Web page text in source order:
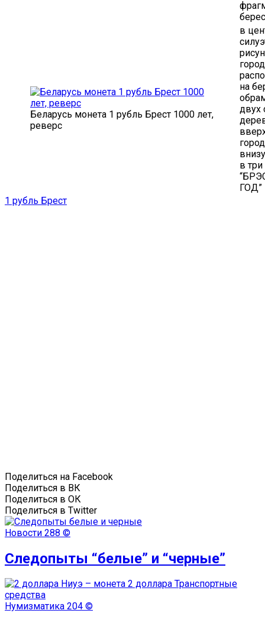
Беларусь монета 1 рубль Брест 1000 лет,
реверс
в
на
двух
в
ГОД”
1 рубль Брест
Поделиться на Facebook
Поделиться в ВК
Поделиться в ОК
Поделиться в Twitter
Новости 288 ©
Следопыты “белые” и “черные”
Нумизматика 204 ©